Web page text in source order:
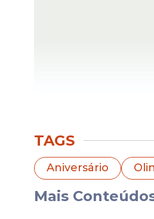
Asfestividades
se apresenta e os
na Catedral da Sé.
TAGS
Aniversário
Mais